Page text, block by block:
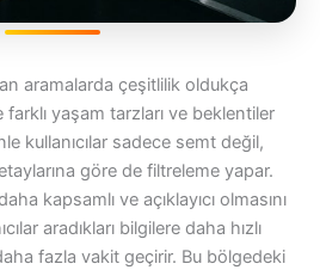
aramalarda çeşitlilik oldukça
farklı yaşam tarzları ve beklentiler
kullanıcılar sadece semt değil,
göre de filtreleme yapar.
kapsamlı ve açıklayıcı olmasını
aradıkları bilgilere daha hızlı
fazla vakit geçirir. Bu bölgedeki